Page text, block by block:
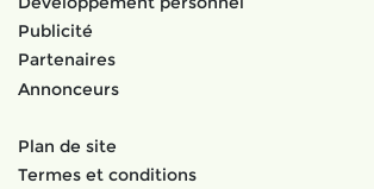
Publicité
Partenaires
Annonceurs
Plan de site
Termes et conditions